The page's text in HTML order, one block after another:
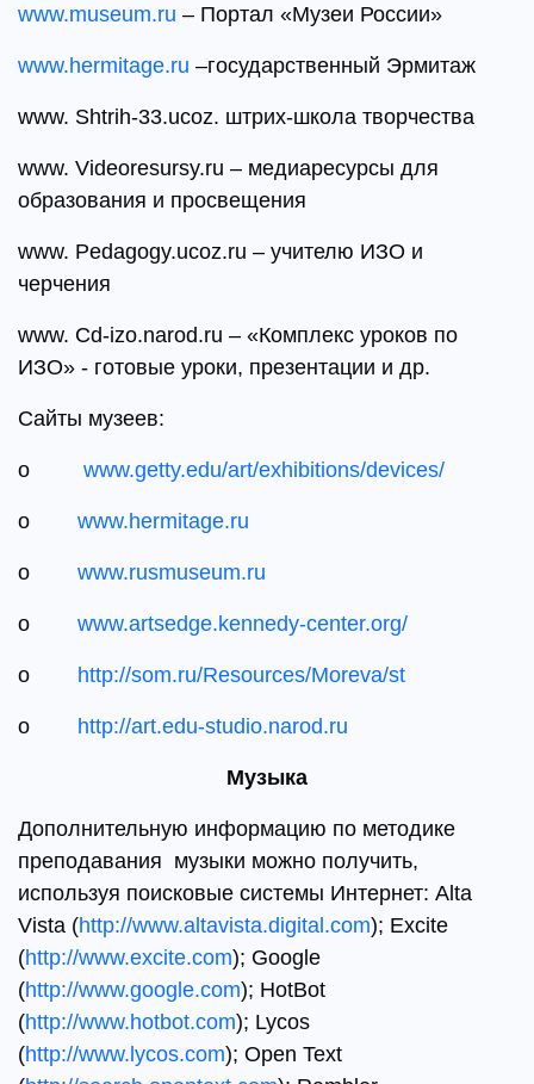
www.museum.ru – Портал «Музеи России»
www.hermitage.ru –государственный Эрмитаж
www. Shtrih-33.ucoz. штрих-школа творчества
www. Videoresursy.ru – медиаресурсы для
образования и просвещения
www. Pedagogy.ucoz.ru – учителю ИЗО и
черчения
www. Cd-izo.narod.ru – «Комплекс уроков по
ИЗО» - готовые уроки, презентации и др.
Сайты музеев:
o www.getty.edu/art/exhibitions/devices/
o www.hermitage.ru
o www.rusmuseum.ru
o www.artsedge.kennedy-center.org/
o http://som.ru/Resources/Moreva/st
o http://art.edu-studio.narod.ru
Музыка
Дополнительную информацию по методике
преподавания музыки можно получить,
используя поисковые системы Интернет: Alta
Vista (http://www.altavista.digital.com); Excite
(http://www.excite.com); Google
(http://www.google.com); HotBot
(http://www.hotbot.com); Lycos
(http://www.lycos.com); Open Text